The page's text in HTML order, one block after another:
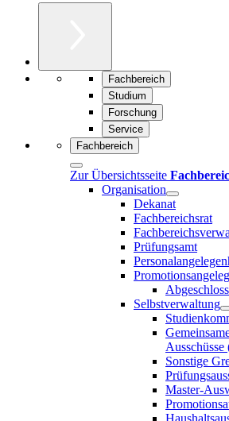
Fachbereich
Studium
Forschung
Service
Fachbereich
Zur Übersichtsseite
Organisation
Dekanat
Fachbereichsrat
Prüfungsamt
Selbstverwaltung
Sonstige
Master-